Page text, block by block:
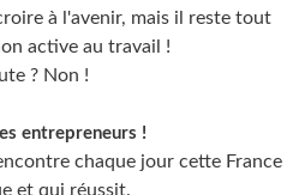
à l'avenir, mais il reste tout
active au travail !
? Non !
entrepreneurs !
chaque jour cette France
et qui réussit.